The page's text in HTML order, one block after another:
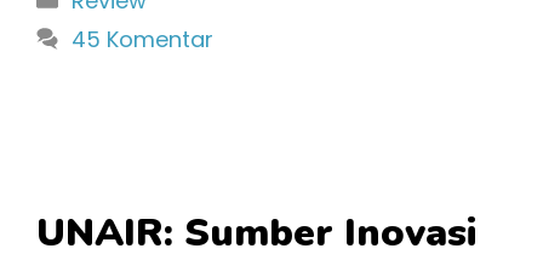
45 Komentar
UNAIR: Sumber Inovasi